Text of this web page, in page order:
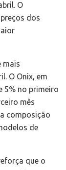
O
dos
mais
O Onix, em
5% no primeiro
mês
composição
de
que o